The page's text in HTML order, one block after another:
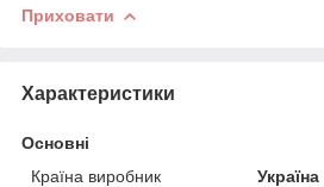
Приховати
Характеристики
Основні
Країна виробник
Україна